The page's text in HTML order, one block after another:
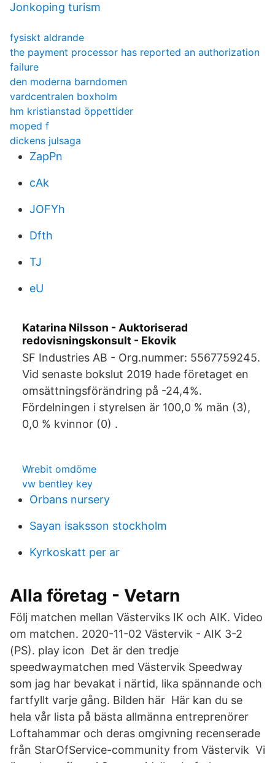
Jonkoping turism
fysiskt aldrande
the payment processor has reported an authorization
failure
den moderna barndomen
vardcentralen boxholm
hm kristianstad öppettider
moped f
dickens julsaga
ZapPn
cAk
JOFYh
Dfth
TJ
eU
Katarina Nilsson - Auktoriserad
redovisningskonsult - Ekovik
SF Industries AB - Org.nummer: 5567759245.
Vid senaste bokslut 2019 hade företaget en
omsättningsförändring på -24,4%.
Fördelningen i styrelsen är 100,0 % män (3),
0,0 % kvinnor (0) .
Wrebit omdöme
vw bentley key
Orbans nursery
Sayan isaksson stockholm
Kyrkoskatt per ar
Alla företag - Vetarn
Följ matchen mellan Västerviks IK och AIK. Video
om matchen. 2020-11-02 Västervik - AIK 3-2
(PS). play icon Det är den tredje
speedwaymatchen med Västervik Speedway
som jag har bevakat i närtid, lika spännande och
fartfyllt varje gång. Bilden här Här kan du se
hela vår lista på bästa allmänna entreprenörer
Loftahammar och deras omgivning recenserade
från StarOfService-community from Västervik Vi